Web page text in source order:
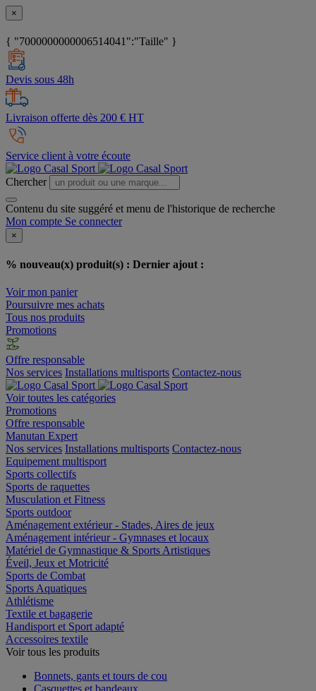
×
{ "7000000000006514041":"Taille" }
Devis sous 48h
Livraison offerte dès 200 € HT
Service client à votre écoute
Chercher
Contenu du site suggéré et menu de l'historique de recherche
Mon compte Se connecter
×
% nouveau(x) produit(s) : Dernier ajout :
Voir mon panier
Poursuivre mes achats
Tous nos produits
Promotions
Offre responsable
Nos services Installations multisports Contactez-nous
Voir toutes les catégories
Promotions
Offre responsable
Manutan Expert
Nos services Installations multisports Contactez-nous
Equipement multisport
Sports collectifs
Sports de raquettes
Musculation et Fitness
Sports outdoor
Aménagement extérieur - Stades, Aires de jeux
Aménagement intérieur - Gymnases et locaux
Matériel de Gymnastique & Sports Artistiques
Éveil, Jeux et Motricité
Sports de Combat
Sports Aquatiques
Athlétisme
Textile et bagagerie
Handisport et Sport adapté
Accessoires textile
Voir tous les produits
Bonnets, gants et tours de cou
Casquettes et bandeaux